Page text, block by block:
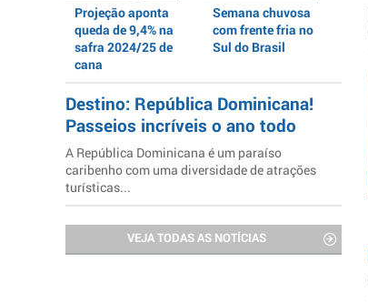
Projeção aponta
queda de 9,4% na
safra 2024/25 de
cana
Semana chuvosa
com frente fria no
Sul do Brasil
Destino: República Dominicana!
Passeios incríveis o ano todo
A República Dominicana é um paraíso
caribenho com uma diversidade de atrações
turísticas...
VEJA TODAS AS NOTÍCIAS